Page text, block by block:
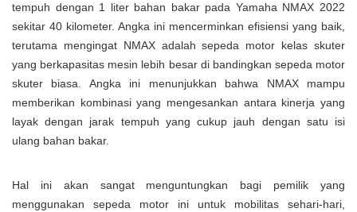
tempuh dengan 1 liter bahan bakar pada Yamaha NMAX 2022
sekitar 40 kilometer. Angka ini mencerminkan efisiensi yang baik,
terutama mengingat NMAX adalah sepeda motor kelas skuter
yang berkapasitas mesin lebih besar di bandingkan sepeda motor
skuter biasa. Angka ini menunjukkan bahwa NMAX mampu
memberikan kombinasi yang mengesankan antara kinerja yang
layak dengan jarak tempuh yang cukup jauh dengan satu isi
ulang bahan bakar.
Hal ini akan sangat menguntungkan bagi pemilik yang
menggunakan sepeda motor ini untuk mobilitas sehari-hari,